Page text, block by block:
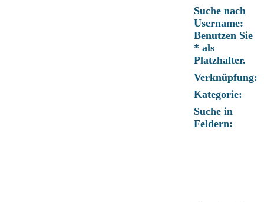
Suche nach
Username:
Benutzen Sie
* als
Platzhalter.
Verknüpfung:
Kategorie:
Suche in
Feldern: